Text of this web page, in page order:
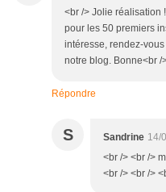
<br /> Jolie réalisation
pour les 50 premiers
intéresse, rendez-
notre blog. Bonne<br /
Répondre
S Sandrine 14/
<br /> <br />
<br /> <br />